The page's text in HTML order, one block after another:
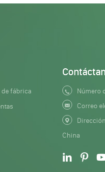
de fábrica
Número
Correo
China